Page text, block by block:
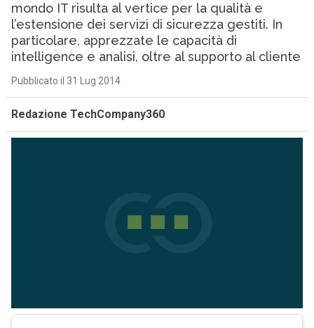
mondo IT risulta al vertice per la qualità e
l’estensione dei servizi di sicurezza gestiti. In
particolare, apprezzate le capacità di
intelligence e analisi, oltre al supporto al cliente
Pubblicato il 31 Lug 2014
Redazione TechCompany360